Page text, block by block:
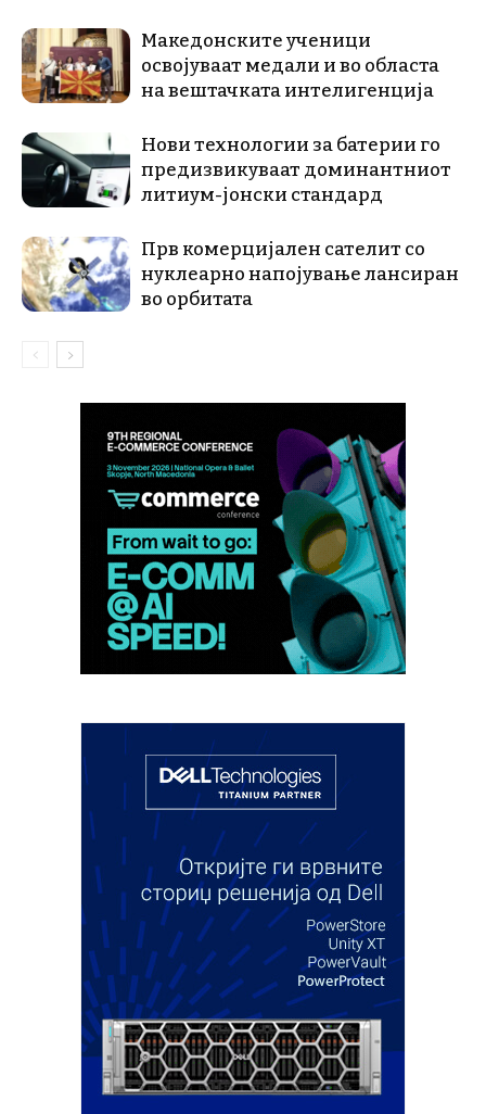
Македонските ученици
освојуваат медали и во областа
на вештачката интелигенција
Нови технологии за батерии го
предизвикуваат доминантниот
литиум-јонски стандард
Прв комерцијален сателит со
нуклеарно напојување лансиран
во орбитата